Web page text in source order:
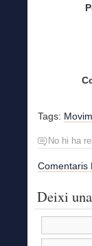
Tags:
No hi ha
Comentaris
Deixi